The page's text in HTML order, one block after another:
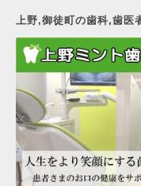
上野,御徒町の歯科,歯医